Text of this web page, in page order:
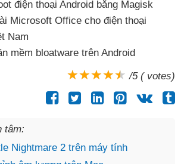
điện thoại Android bằng Magisk
Microsoft Office cho điện thoại
Nam
mềm bloatware trên Android
/5 ( votes)
tâm:
Nightmare 2 trên máy tính